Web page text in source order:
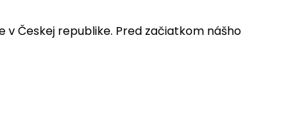
Českej republike. Pred začiatkom nášho